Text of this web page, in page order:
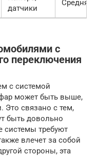
датчики
Средняя
с
переключения
с системой
может быть выше,
Это связано с тем,
быть довольно
системы требуют
влечет за собой
стороны, эта